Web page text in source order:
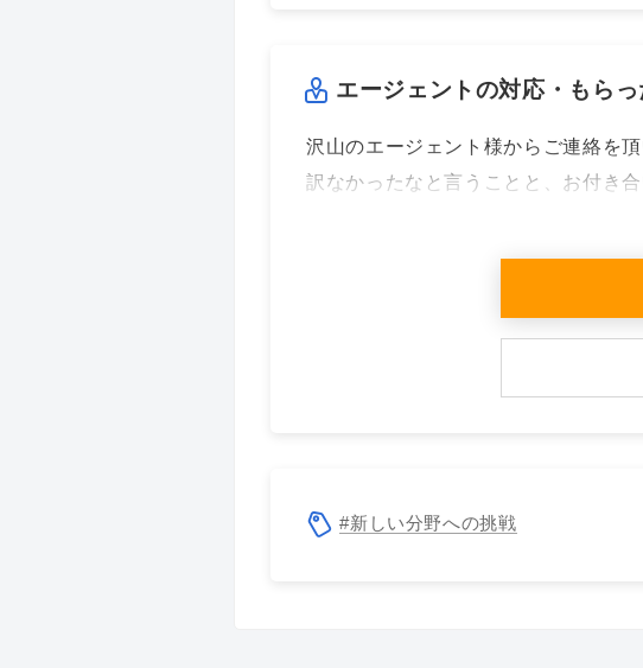
エージェントの対応・もら
沢山のエージェント様からご連絡を
訳なかったなと言うことと、お付き
#新しい分野への挑戦